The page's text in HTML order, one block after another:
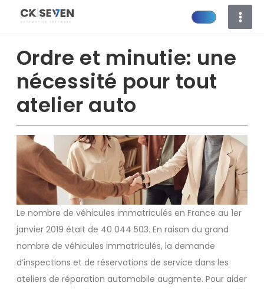
Ordre et minutie: une
nécessité pour tout
atelier auto
Le nombre de véhicules immatriculés en France au 1er
janvier 2019 était de 40 044 503. En raison du grand
nombre de véhicules immatriculés, la demande
d’inspections et de réservations de service dans les
ateliers de réparation automobile augmente. Pour aider